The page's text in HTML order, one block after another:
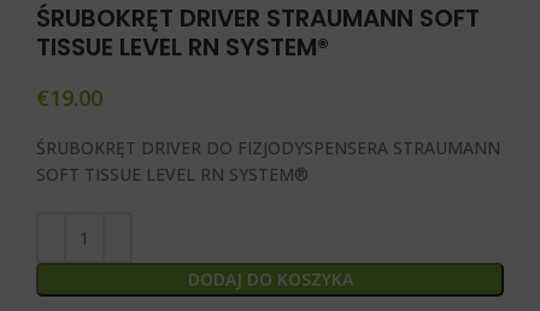
ŚRUBOKRĘT DRIVER STRAUMANN SOFT
TISSUE LEVEL RN SYSTEM®️
€19.00
ŚRUBOKRĘT DRIVER DO FIZJODYSPENSERA STRAUMANN
SOFT TISSUE LEVEL RN SYSTEM®️
DODAJ DO KOSZYKA